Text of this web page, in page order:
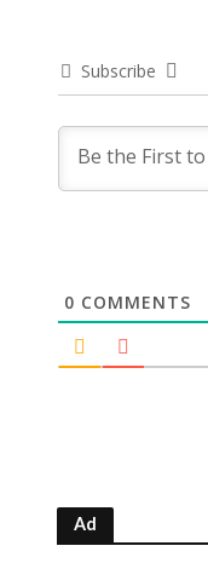
Subscribe
0 COMMENTS
Ad